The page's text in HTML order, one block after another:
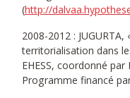
(http://
2008-2012 :
territorialisation dans
EHESS, coordonné
Programme financé